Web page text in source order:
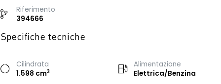
Riferimento
394666
Specifiche tecniche
Cilindrata
1.598 cm3
Alimentazione
Elettrica/Benzina